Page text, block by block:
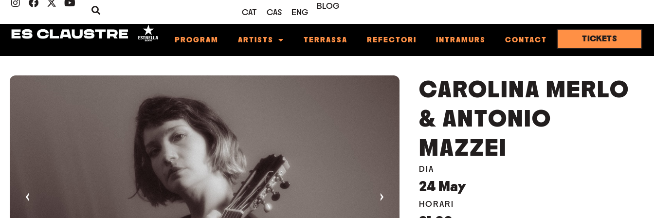
CAT CAS ENG
BLOG
PROGRAM ARTISTS TERRASSA REFECTORI INTRAMURS CONTACT TICKETS
‹ ›
CAROLINA MERLO
& ANTONIO
MAZZEI
DIA
24 May
HORARI